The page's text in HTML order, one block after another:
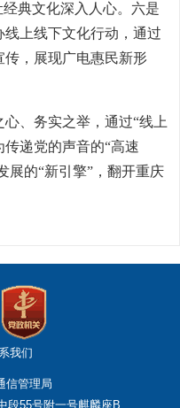
典文化深入人心。六是
上线下文化行动，通过
传，展现广电惠民新形
、务实之举，通过“线上
递党的声音的“高速
展的“新引擎”，翻开重庆
我们
信管理局
段55号附一号麒麟座B